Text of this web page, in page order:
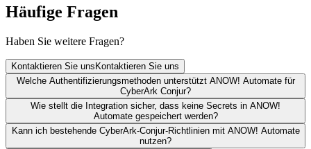
Häufige Fragen
Haben Sie weitere Fragen?
Kontaktieren Sie unsKontaktieren Sie uns
Welche Authentifizierungsmethoden unterstützt ANOW! Automate für
CyberArk Conjur?
Wie stellt die Integration sicher, dass keine Secrets in ANOW!
Automate gespeichert werden?
Kann ich bestehende CyberArk-Conjur-Richtlinien mit ANOW! Automate
nutzen?